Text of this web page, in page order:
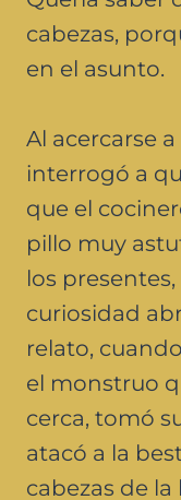
cabezas,
en el asunto.
Al acercarse
interrogó a
que el
pillo muy
los
curiosidad
relato,
el monstruo
cerca, tomó
atacó a la
cabezas de